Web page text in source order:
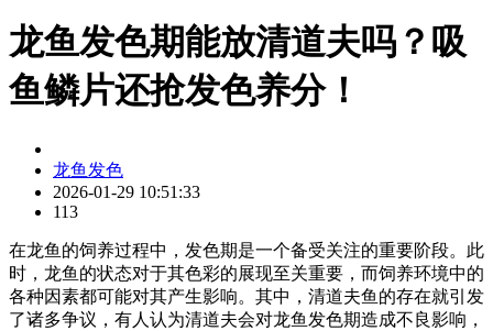
龙鱼发色期能放清道夫吗？吸
鱼鳞片还抢发色养分！
龙鱼发色
2026-01-29 10:51:33
113
在龙鱼的饲养过程中，发色期是一个备受关注的重要阶段。此
时，龙鱼的状态对于其色彩的展现至关重要，而饲养环境中的
各种因素都可能对其产生影响。其中，清道夫鱼的存在就引发
了诸多争议，有人认为清道夫会对龙鱼发色期造成不良影响，